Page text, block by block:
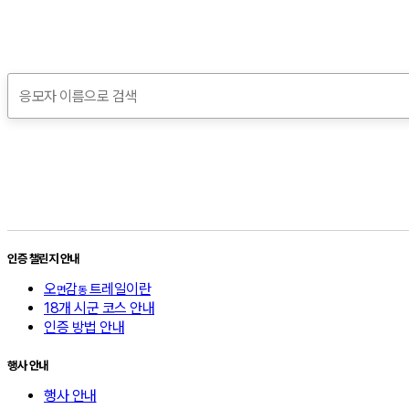
인증 챌린지 안내
오면감동트레일이란
18개 시군 코스 안내
인증 방법 안내
행사 안내
행사 안내